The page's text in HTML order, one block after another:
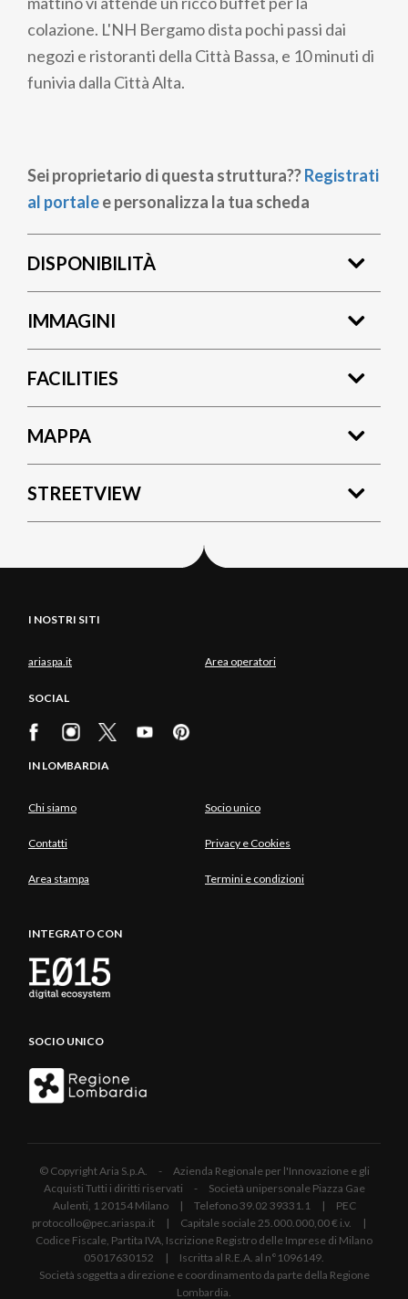
colazione. L'NH Bergamo dista pochi passi dai
negozi e ristoranti della Città Bassa, e 10 minuti di
funivia dalla Città Alta.
Sei proprietario di questa struttura??Registrati
al portalee personalizza la tua scheda
DISPONIBILITÀ
IMMAGINI
FACILITIES
MAPPA
STREETVIEW
I NOSTRI SITI
ariaspa.it Area operatori
SOCIAL
IN LOMBARDIA
Chi siamo Socio unico
Contatti Privacy e Cookies
Area stampa Termini e condizioni
INTEGRATO CON
SOCIO UNICO
© Copyright Aria S.p.A. - Azienda Regionale per l'Innovazione e gli
Acquisti Tutti i diritti riservati - Società unipersonale Piazza Gae
Aulenti, 1 20154 Milano | Telefono 39.02 39331.1 | PEC
protocollo@pec.ariaspa.it | Capitale sociale 25.000.000,00 € i.v. |
Codice Fiscale, Partita IVA, Iscrizione Registro delle Imprese di Milano
05017630152 | Iscritta al R.E.A. al n°1096149.
Società soggetta a direzione e coordinamento da parte della Regione
Lombardia.